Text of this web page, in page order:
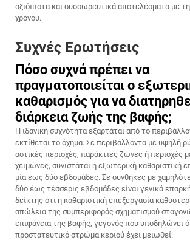
αξιόπιστα και συσσωρευτικά αποτελέσματα με
χρόνου.
Συχνές Ερωτήσεις
Πόσο συχνά πρέπει να
πραγματοποιείται ο
καθαρισμός για να
διάρκεια ζωής της βαφής;
Η ιδανική συχνότητα εξαρτάται από το
εκτίθεται το όχημα. Σε περιβάλλοντα με υψηλή
αστικές περιοχές, παράκτιες ζώνες ή περιοχές
χειμώνες, συνιστάται η εξωτερική καθαριστική
μία έως δύο εβδομάδες. Σε συνθήκες με
δύο έως τέσσερις εβδομάδες είναι γενικά
δείκτης ότι η καθαριστική επεξεργασία
απώλεια της συμπεριφοράς σχηματισμού
επιφάνεια της βαφής, γεγονός που υποδηλώνει
προστατευτικό στρώμα κεριού έχει μειωθεί.